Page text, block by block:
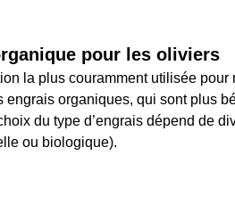
pour les oliviers
la plus couramment utilisée
organiques, qui sont plus
du type d’engrais dépend de
ou biologique).